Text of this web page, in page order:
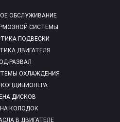
ОБСЛУЖИВАНИЕ
СИСТЕМЫ
ПОДВЕСКИ
ДВИГАТЕЛЯ
РАЗВАЛ
ОХЛАЖДЕНИЯ
ДИСКОВ
КОЛОДОК
В ДВИГАТЕЛЕ